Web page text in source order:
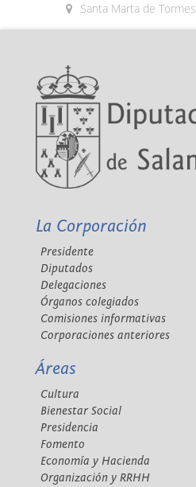
Santa Marta de Tormes
La Corporación
Presidente
Diputados
Delegaciones
Órganos colegiados
Comisiones informativas
Corporaciones anteriores
Áreas
Cultura
Bienestar Social
Presidencia
Fomento
Economía y Hacienda
Organización y RRHH